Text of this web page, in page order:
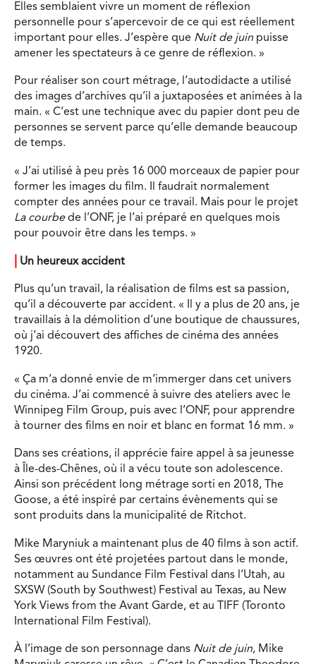
Elles semblaient vivre un moment de réflexion
personnelle pour s’apercevoir de ce qui est réellement
important pour elles. J’espère que Nuit de juin puisse
amener les spectateurs à ce genre de réflexion. »
Pour réaliser son court métrage, l’autodidacte a utilisé
des images d’archives qu’il a juxtaposées et animées à la
main. « C’est une technique avec du papier dont peu de
personnes se servent parce qu’elle demande beaucoup
de temps.
« J’ai utilisé à peu près 16 000 morceaux de papier pour
former les images du film. Il faudrait normalement
compter des années pour ce travail. Mais pour le projet
La courbede l’ONF, je l’ai préparé en quelques mois
pour pouvoir être dans les temps. »
Un heureux accident
Plus qu’un travail, la réalisation de films est sa passion,
qu’il a découverte par accident. « Il y a plus de 20 ans, je
travaillais à la démolition d’une boutique de chaussures,
où j’ai découvert des affiches de cinéma des années
1920.
« Ça m’a donné envie de m’immerger dans cet univers
du cinéma. J’ai commencé à suivre des ateliers avec le
Winnipeg Film Group, puis avec l’ONF, pour apprendre
à tourner des films en noir et blanc en format 16 mm. »
Dans ses créations, il apprécie faire appel à sa jeunesse
à Île-des-Chênes, où il a vécu toute son adolescence.
Ainsi son précédent long métrage sorti en 2018, The
Goose, a été inspiré par certains évènements qui se
sont produits dans la municipalité de Ritchot.
Mike Maryniuk a maintenant plus de 40 films à son actif.
Ses œuvres ont été projetées partout dans le monde,
notamment au Sundance Film Festival dans l’Utah, au
SXSW (South by Southwest) Festival au Texas, au New
York Views from the Avant Garde, et au TIFF (Toronto
International Film Festival).
À l’image de son personnage dans Nuit de juin, Mike